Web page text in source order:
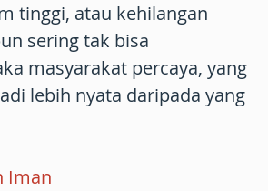
tinggi, atau kehilangan
sering tak bisa
masyarakat percaya, yang
lebih nyata daripada yang
Iman